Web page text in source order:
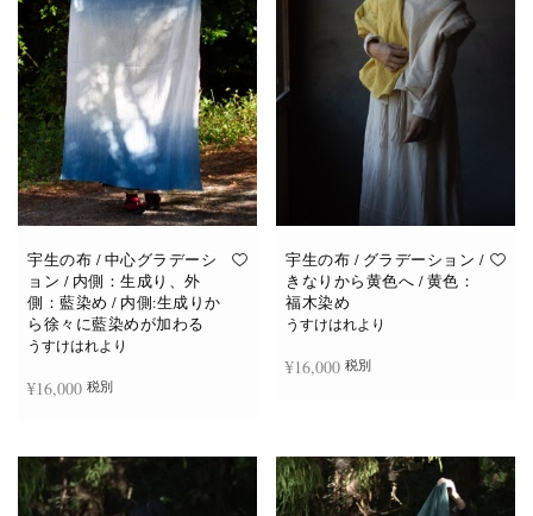
宇生の布 / 中心グラデーシ
ョン / 内側：生成り、外
側：藍染め / 内側:生成りか
ら徐々に藍染めが加わる
うすけはれより
¥16,000 税別
宇生の布 / グラデーション /
きなりから黄色へ / 黄色：
福木染め
うすけはれより
¥16,000 税別